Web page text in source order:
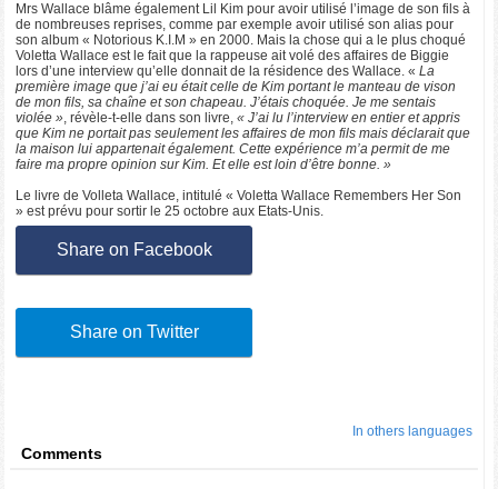
Mrs Wallace blâme également Lil Kim pour avoir utilisé l’image de son fils à
de nombreuses reprises, comme par exemple avoir utilisé son alias pour
son album « Notorious K.I.M » en 2000. Mais la chose qui a le plus choqué
Voletta Wallace est le fait que la rappeuse ait volé des affaires de Biggie
lors d’une interview qu’elle donnait de la résidence des Wallace. « La
première image que j’ai eu était celle de Kim portant le manteau de vison
de mon fils, sa chaîne et son chapeau. J’étais choquée. Je me sentais
violée », révèle-t-elle dans son livre,« J’ai lu l’interview en entier et appris
que Kim ne portait pas seulement les affaires de mon fils mais déclarait que
la maison lui appartenait également. Cette expérience m’a permit de me
faire ma propre opinion sur Kim. Et elle est loin d’être bonne. »
Le livre de Volleta Wallace, intitulé « Voletta Wallace Remembers Her Son
» est prévu pour sortir le 25 octobre aux Etats-Unis.
Share on Facebook
Share on Twitter
In others languages
Comments